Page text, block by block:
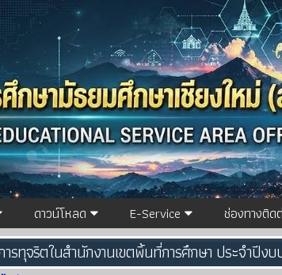
ดาวน์โหลด E-Service ช่องทางติด
ารทุจริตในสำนักงานเขตพิ้นที่การศึกษา ประจำปี